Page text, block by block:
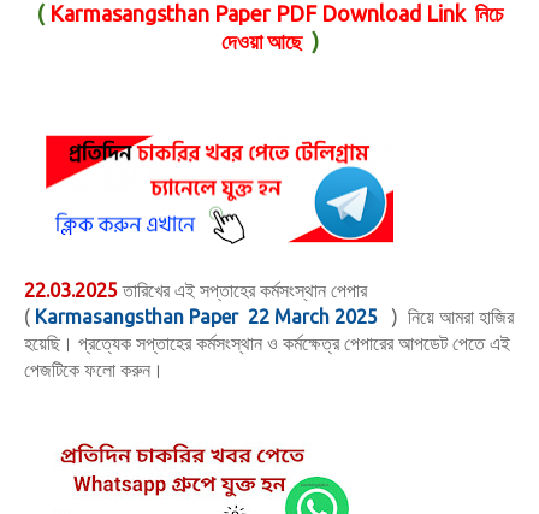
( Karmasangsthan Paper PDF Download Link নিচে
দেওয়া আছে )
22.03.2025তারিখের এই সপ্তাহের কর্মসংস্থান পেপার
( Karmasangsthan Paper 22 March 2025 ) নিয়ে আমরা হাজির
হয়েছি। প্রত্যেক সপ্তাহের কর্মসংস্থান ও কর্মক্ষেত্র পেপারের আপডেট পেতে এই
পেজটিকে ফলো করুন।